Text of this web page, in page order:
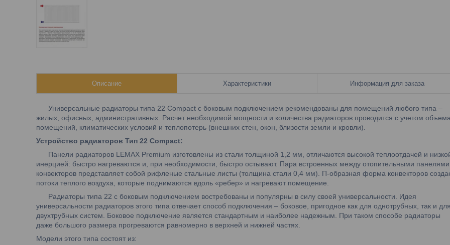
Описание Характеристики Информация для заказа
Универсальные радиаторы типа 22 Compact с боковым подключением рекомендованы для помещений любого типа –
жилых, офисных, административных. Расчет необходимой мощности и количества радиаторов проводится с учетом объема
помещений, климатических условий и теплопотерь (внешних стен, окон, близости земли и кровли).
Устройство радиаторов Тип 22 Сompact:
Панели радиаторов LEMAX Premium изготовлены из стали толщиной 1,2 мм, отличаются высокой теплоотдачей и
инерцией: быстро нагреваются и, при необходимости, быстро остывают. Пара встроенных между отопительными панелями
конвекторов представляет собой рифленые стальные листы (толщина стали 0,4 мм). П-образная форма конвекторов
потоки теплого воздуха, которые поднимаются вдоль «ребер» и нагревают помещение.
Радиаторы типа 22 с боковым подключением востребованы и популярны в силу своей универсальности. Идея
универсальности радиаторов этого типа отвечает способ подключения – боковое, пригодное как для однотрубных, так и для
двухтрубных систем. Боковое подключение является стандартным и наиболее надежным. При таком способе радиаторы
даже большого размера прогреваются равномерно в верхней и нижней частях.
Модели этого типа состоят из: